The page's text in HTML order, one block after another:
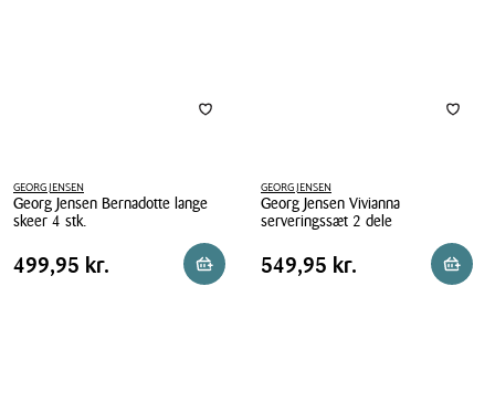
GEORG JENSEN
Georg Jensen Bernadotte lange
skeer 4 stk.
Georg
Jensen
Pris
Pris 499,95 kr.
499,95 kr. Reservér i butik
GEORG JENSEN
Georg Jensen Vivianna
serveringssæt 2 dele
Georg
Jensen
Pris
Pris 549,95 kr.
549,95 kr. Læg i